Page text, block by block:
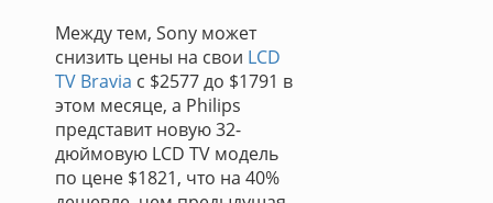
Между тем, Sony может
снизить цены на свои LCD
TV Bravia с $2577 до $1791 в
этом месяце, а Philips
представит новую 32-
дюймовую LCD TV модель
по цене $1821, что на 40%